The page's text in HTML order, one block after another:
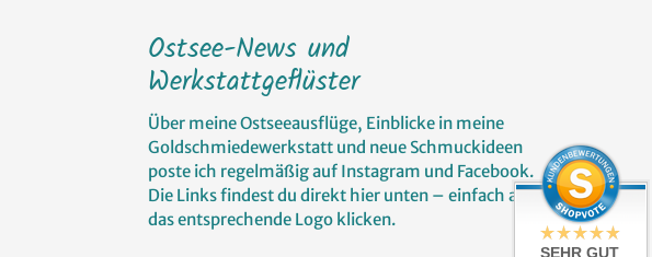
Ostsee-News und
Werkstattgeflüster
Über meine Ostseeausflüge, Einblicke in meine
Goldschmiedewerkstatt und neue Schmuckideen
poste ich regelmäßig auf Instagram und Facebook.
Die Links findest du direkt hier unten – einfach auf
das entsprechende Logo klicken.
SEHR GUT